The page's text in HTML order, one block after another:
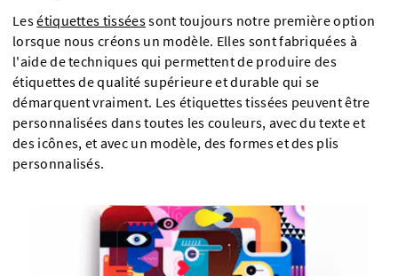
Lesétiquettes tisséessont toujours notre première option
lorsque nous créons un modèle. Elles sont fabriquées à
l'aide de techniques qui permettent de produire des
étiquettes de qualité supérieure et durable qui se
démarquent vraiment. Les étiquettes tissées peuvent être
personnalisées dans toutes les couleurs, avec du texte et
des icônes, et avec un modèle, des formes et des plis
personnalisés.